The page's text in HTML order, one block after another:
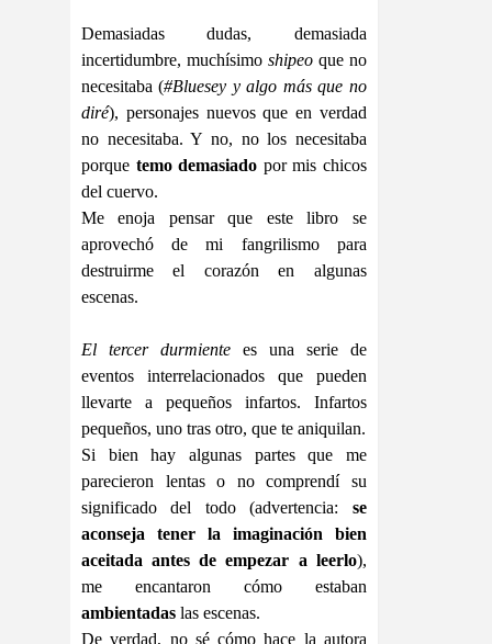
Demasiadas dudas, demasiada
incertidumbre, muchísimo shipeo que no
necesitaba (#Bluesey y algo más que no
diré), personajes nuevos que en verdad
no necesitaba. Y no, no los necesitaba
porque temo demasiado por mis chicos
del cuervo.
Me enoja pensar que este libro se
aprovechó de mi fangrilismo para
destruirme el corazón en algunas
escenas.
El tercer durmientees una serie de
eventos interrelacionados que pueden
llevarte a pequeños infartos. Infartos
pequeños, uno tras otro, que te aniquilan.
Si bien hay algunas partes que me
parecieron lentas o no comprendí su
significado del todo (advertencia: se
aconseja tener la imaginación bien
aceitada antes de empezar a leerlo),
me encantaron cómo estaban
ambientadas las escenas.
De verdad, no sé cómo hace la autora